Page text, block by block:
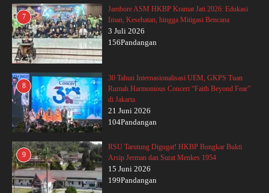
7
Jambore ASM HKBP Kramat Jati 2026: Edukasi
Iman, Kesehatan, hingga Mitigasi Bencana
3 Juli 2026
156Pandangan
8
30 Tahun Internasionalisasi UEM, GKPS Tuan
Rumah Harmonious Concert “Faith Beyond Fear”
di Jakarta
21 Juni 2026
104Pandangan
9
RSU Tarutung Digugat! HKBP Bongkar Bukti
Arsip Jerman dan Surat Menkes 1954
15 Juni 2026
199Pandangan